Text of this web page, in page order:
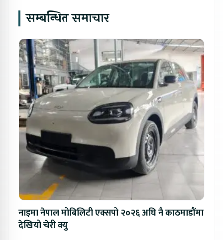
सम्बन्धित समाचार
नाइमा नेपाल मोबिलिटी एक्सपो २०२६ अघि नै काठमाडौंमा
देखियो चेरी क्यु